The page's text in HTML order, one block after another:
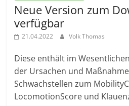
Neue Version zum
verfügbar
21.04.2022 Volk Thomas
Diese enthält im
der Ursachen und
Schwachstellen zum
LocomotionScore und